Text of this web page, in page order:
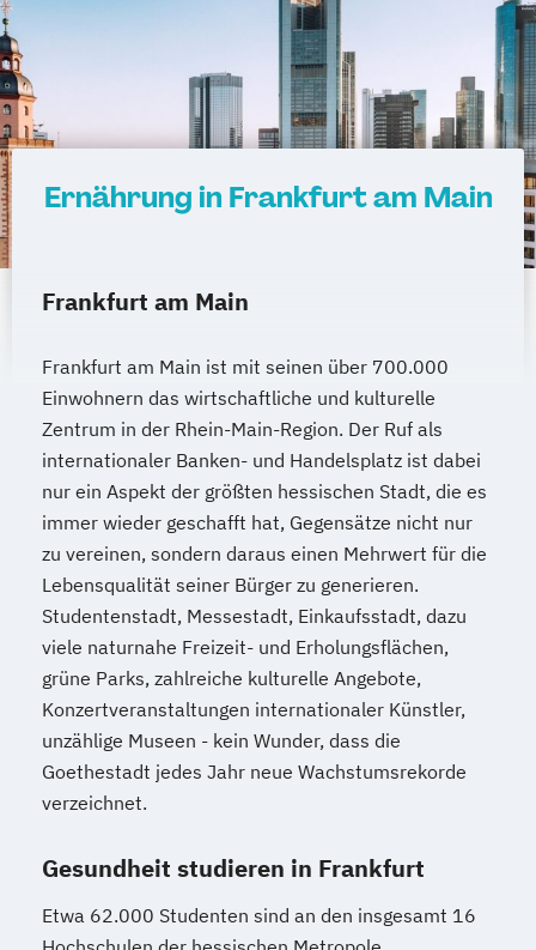
Ernährung in Frankfurt am Main
Frankfurt am Main
Frankfurt am Main ist mit seinen über 700.000
Einwohnern das wirtschaftliche und kulturelle
Zentrum in der Rhein-Main-Region. Der Ruf als
internationaler Banken- und Handelsplatz ist dabei
nur ein Aspekt der größten hessischen Stadt, die es
immer wieder geschafft hat, Gegensätze nicht nur
zu vereinen, sondern daraus einen Mehrwert für die
Lebensqualität seiner Bürger zu generieren.
Studentenstadt, Messestadt, Einkaufsstadt, dazu
viele naturnahe Freizeit- und Erholungsflächen,
grüne Parks, zahlreiche kulturelle Angebote,
Konzertveranstaltungen internationaler Künstler,
unzählige Museen - kein Wunder, dass die
Goethestadt jedes Jahr neue Wachstumsrekorde
verzeichnet.
Gesundheit studieren in Frankfurt
Etwa 62.000 Studenten sind an den insgesamt 16